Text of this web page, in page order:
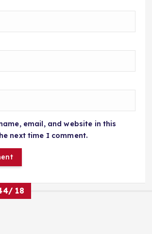
email, and website in this
next time I comment.
18